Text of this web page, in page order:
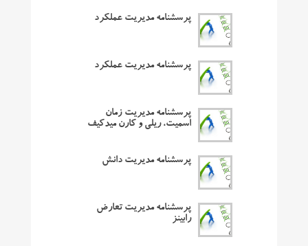
پرسشنامه مدیریت عملکرد
پرسشنامه مدیریت عملکرد
پرسشنامه مدیریت زمان
اسمیت، ریلی و کارن میدکیف
پرسشنامه مدیریت دانش
پرسشنامه مدیریت تعارض
رابینز